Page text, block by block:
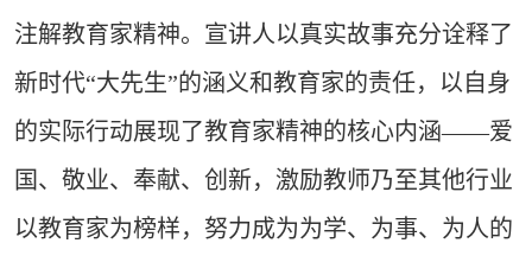
注解教育家精神。宣讲人以真实故事充分诠释了
新时代“大先生”的涵义和教育家的责任，以自身
的实际行动展现了教育家精神的核心内涵——爱
国、敬业、奉献、创新，激励教师乃至其他行业
以教育家为榜样，努力成为为学、为事、为人的